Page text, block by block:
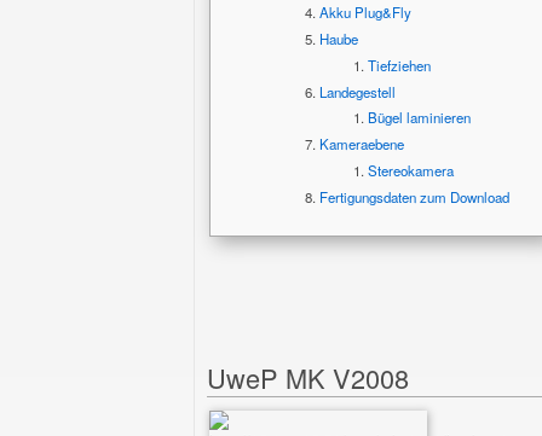
Akku Plug&Fly
Haube
Tiefziehen
Landegestell
Bügel laminieren
Kameraebene
Stereokamera
Fertigungsdaten zum Download
UweP MK V2008